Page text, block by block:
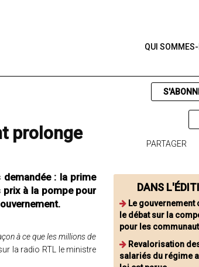
QUI
prolonge
: la prime
prix à la pompe pour
à ce que les millions de
la radio RTL le ministre
PARTAGER
DANS
Le
le débat sur la
pour les
Revalorisation
salariés du régime